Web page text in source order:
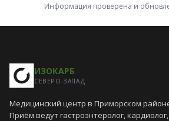
Информация проверена и
ИЗОКАРБ
СЕВЕРО-ЗАПАД
Медицинский центр в Приморском
Приём ведут гастроэнтеролог,